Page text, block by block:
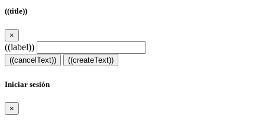
((title))
×
((label))
((cancelText)) ((createText))
Iniciar sesión
×